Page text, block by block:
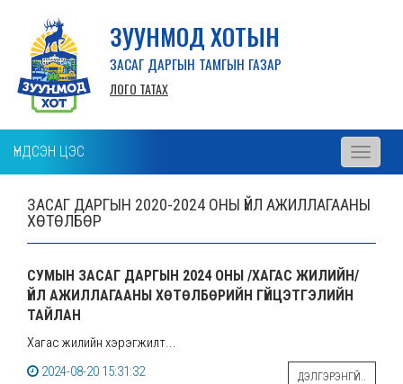
ЗУУНМОД ХОТЫН
ЗАСАГ ДАРГЫН ТАМГЫН ГАЗАР
ЛОГО ТАТАХ
ҮНДСЭН ЦЭС
Toggle
ЗАСАГ ДАРГЫН 2020-2024 ОНЫ ҮЙЛ АЖИЛЛАГААНЫ
ХӨТӨЛБӨР
СУМЫН ЗАСАГ ДАРГЫН 2024 ОНЫ /ХАГАС ЖИЛИЙН/
ҮЙЛ АЖИЛЛАГААНЫ ХӨТӨЛБӨРИЙН ГҮЙЦЭТГЭЛИЙН
ТАЙЛАН
Хагас жилийн хэрэгжилт...
2024-08-20 15:31:32
ДЭЛГЭРЭНГҮЙ..